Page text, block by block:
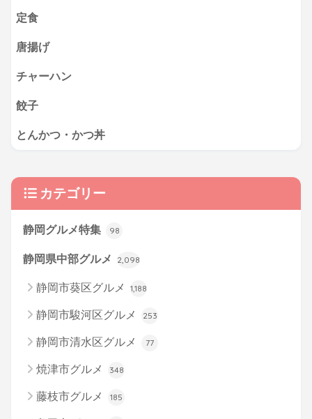
定食
唐揚げ
チャーハン
餃子
とんかつ・かつ丼
カテゴリー
静岡グルメ特集 98
静岡県中部グルメ 2,098
静岡市葵区グルメ 1,188
静岡市駿河区グルメ 253
静岡市清水区グルメ 77
焼津市グルメ 348
藤枝市グルメ 185